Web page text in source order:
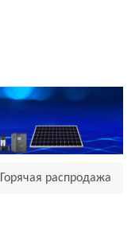
Горячая распродажа